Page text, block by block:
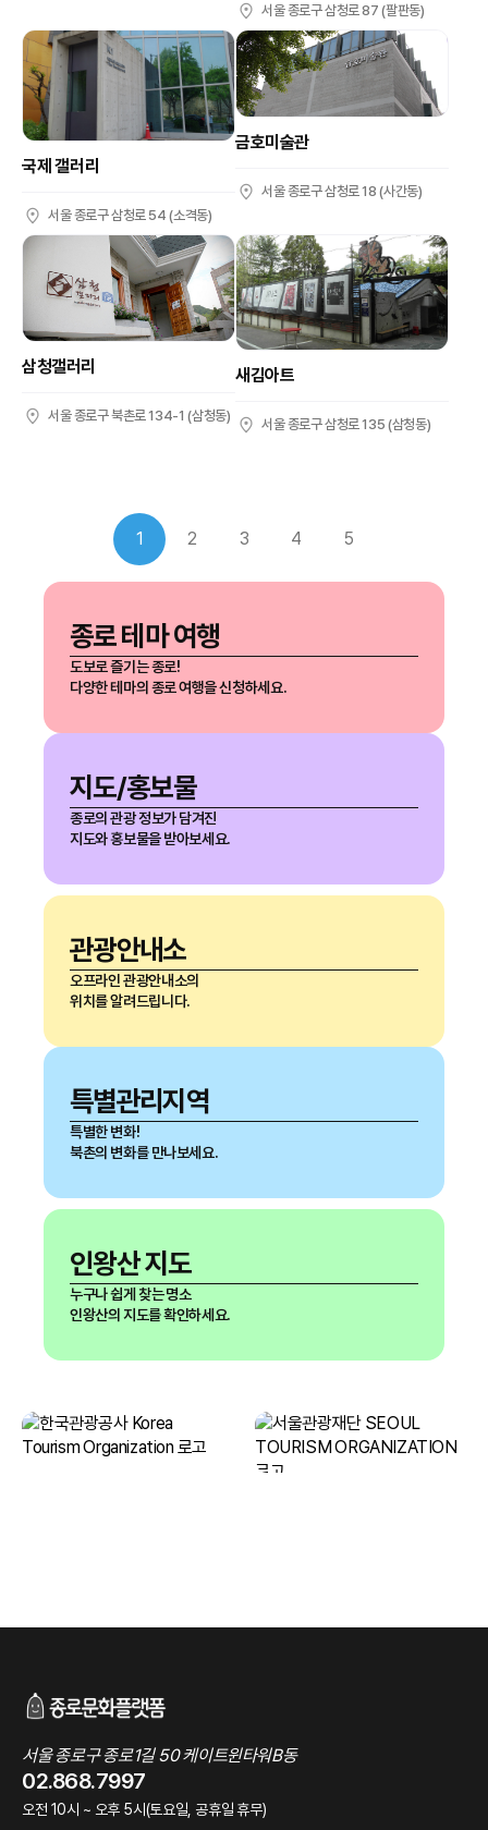
서울 종로구 삼청로 87 (팔판동)
국제 갤러리
서울 종로구 삼청로 54 (소격동)
금호미술관
서울 종로구 삼청로 18 (사간동)
삼청갤러리
서울 종로구 북촌로 134-1 (삼청동)
새김아트
서울 종로구 삼청로 135 (삼청동)
1 2 3 4 5
종로 테마 여행
도보로 즐기는 종로!
다양한 테마의 종로 여행을 신청하세요.
지도/홍보물
종로의 관광 정보가 담겨진
지도와 홍보물을 받아보세요.
관광안내소
오프라인 관광안내소의
위치를 알려드립니다.
특별관리지역
특별한 변화!
북촌의 변화를 만나보세요.
인왕산 지도
누구나 쉽게 찾는 명소
인왕산의 지도를 확인하세요.
서울 종로구 종로1길 50 케이트윈타워B동
02.868.7997
오전 10시 ~ 오후 5시(토요일, 공휴일 휴무)